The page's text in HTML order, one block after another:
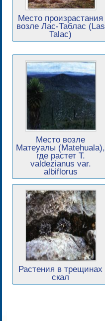
Место произрастания
возле Лас-Таблас (Las
Talac)
Место возле
Матеуалы (Matehuala),
где растет T.
valdezianus var.
albiflorus
Растения в трещинах
скал